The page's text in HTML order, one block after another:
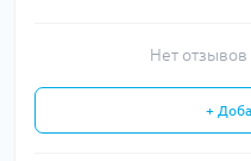
Нет
+